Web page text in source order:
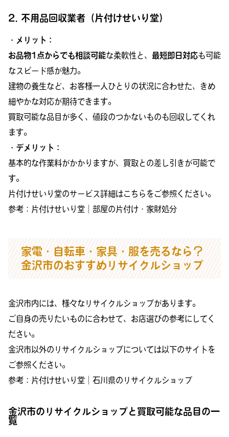
2. 不用品回収業者（片付けせいり堂）
・メリット：
お品物1点からでも相談可能な柔軟性と、 最短即日対応も可能
なスピード感が魅力。
建物の養生など、お客様一人ひとりの状況に合わせた、きめ
細やかな対応が期待できます。
買取可能な品目が多く、値段のつかないものも回収してくれ
ます。
・デメリット：
基本的な作業料がかかりますが、買取との差し引きが可能で
す。
片付けせいり堂のサービス詳細はこちらをご参照ください。
参考： 片付けせいり堂｜部屋の片付け・家財処分
家電・自転車・家具・服を売るなら？
金沢市のおすすめリサイクルショップ
金沢市内には、様々なリサイクルショップがあります。
ご自身の売りたいものに合わせて、お店選びの参考にしてく
ださい。
金沢市以外のリサイクルショップについては以下のサイトを
ご参照ください。
参考： 片付けせいり堂｜石川県のリサイクルショップ
金沢市のリサイクルショップと買取可能な品目の一
覧